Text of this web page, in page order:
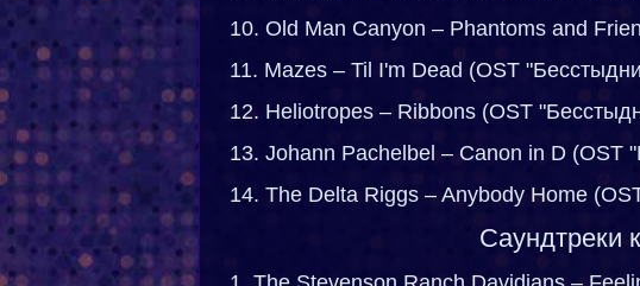
10. Old Man Canyon – Phantoms and
11. Mazes – Til I'm Dead (OST
12. Heliotropes – Ribbons (OST
13. Johann Pachelbel – Canon in D (OST
14. The Delta Riggs – Anybody Home
Саундтреки